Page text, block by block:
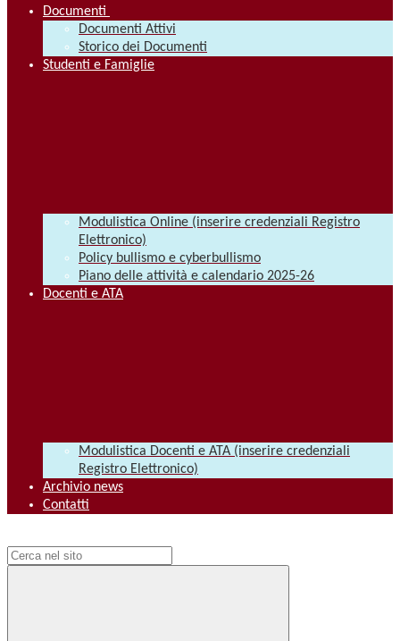
Documenti
Documenti Attivi
Storico dei Documenti
Studenti e Famiglie
Modulistica Online (inserire credenziali Registro
Elettronico)
Policy bullismo e cyberbullismo
Piano delle attività e calendario 2025-26
Docenti e ATA
Modulistica Docenti e ATA (inserire credenziali
Registro Elettronico)
Archivio news
Contatti